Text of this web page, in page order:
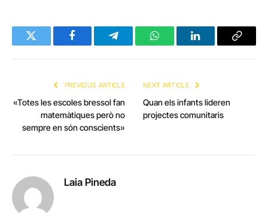
Twitter FacebookTelegramWhatsAppLinkedInCopy
PREVIOUS ARTICLE
«Totes les escoles bressol fan
matemàtiques però no
sempre en són conscients»
NEXT ARTICLE
Quan els infants lideren
projectes comunitaris
Laia Pineda